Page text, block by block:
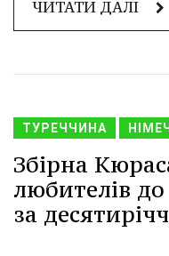
ЧИТАТИ ДАЛІ
ТУРЕЧЧИНА
Збірна
любителів до
за